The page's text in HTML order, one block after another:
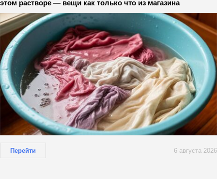
этом растворе — вещи как только что из магазина
Перейти 6 августа 2026